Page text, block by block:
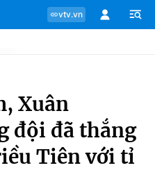
vtv.vn
Xuân
đội đã thắng
Tiên với tỉ